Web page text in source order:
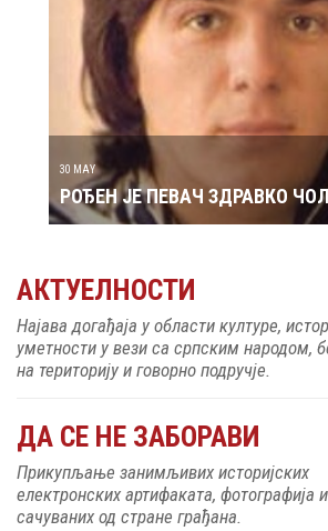
30 MAY
РОЂЕН ЈЕ ПЕВАЧ ЗДРАВКО
АКТУЕЛНОСТИ
Најава догађаја у области културе,
уметности у вези са српским народом,
на територију и говорно подручје.
ДА СЕ НЕ ЗАБОРАВИ
Прикупљање занимљивих историјских
електронских артифаката, фотографија
сачуваних од стране грађана.